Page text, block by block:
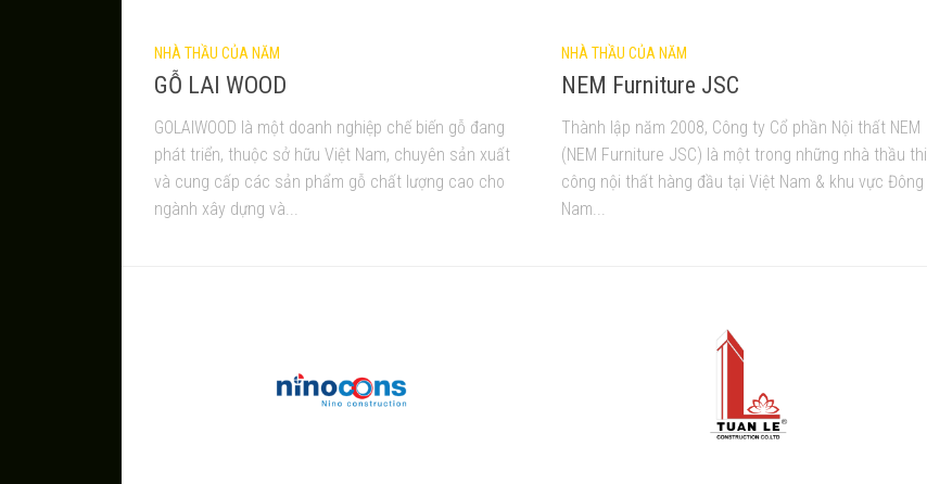
NHÀ THẦU CỦA NĂM
GỖ LAI WOOD
GOLAIWOOD là một doanh nghiệp chế biến gỗ đang
phát triển, thuộc sở hữu Việt Nam, chuyên sản xuất
và cung cấp các sản phẩm gỗ chất lượng cao cho
ngành xây dựng và...
NHÀ THẦU CỦA NĂM
NEM Furniture JSC
Thành lập năm 2008, Công ty Cổ phần Nội thất NEM
(NEM Furniture JSC) là một trong những nhà thầu thi
công nội thất hàng đầu tại Việt Nam & khu vực Đông
Nam...